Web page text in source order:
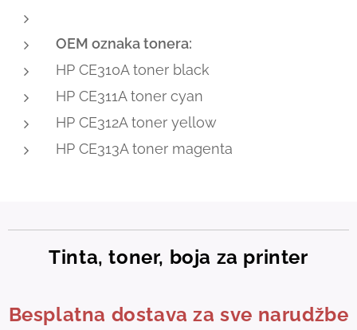
OEM oznaka tonera:
HP CE310A toner black
HP CE311A toner cyan
HP CE312A toner yellow
HP CE313A toner magenta
Tinta, toner, boja za printer
Besplatna dostava za sve narudžbe